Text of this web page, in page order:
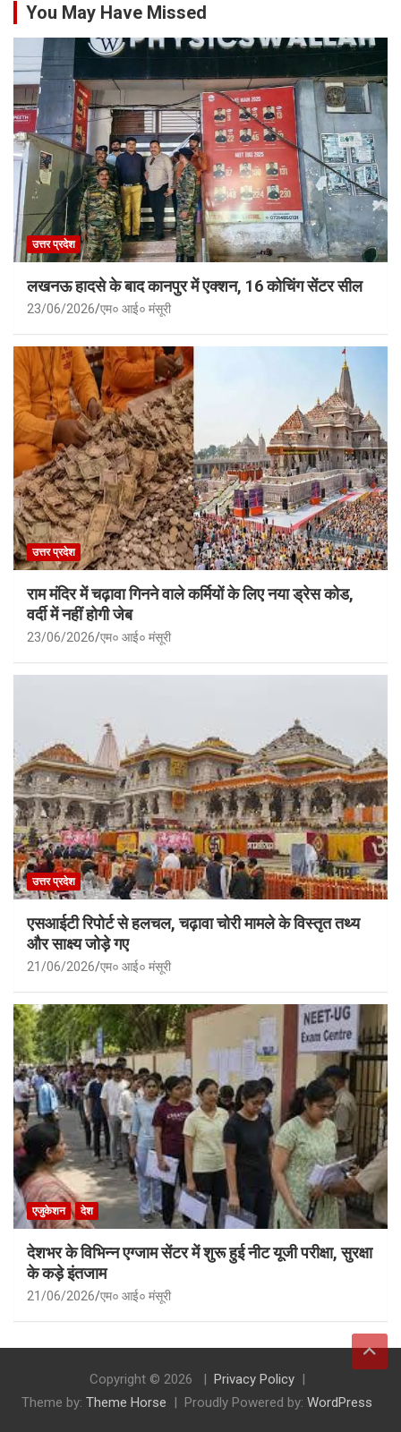
You May Have Missed
उत्तर प्रदेश
लखनऊ हादसे के बाद कानपुर में एक्शन, 16 कोचिंग सेंटर सील
23/06/2026 एम० आई० मंसूरी
उत्तर प्रदेश
राम मंदिर में चढ़ावा गिनने वाले कर्मियों के लिए नया ड्रेस कोड,
वर्दी में नहीं होगी जेब
23/06/2026 एम० आई० मंसूरी
उत्तर प्रदेश
एसआईटी रिपोर्ट से हलचल, चढ़ावा चोरी मामले के विस्तृत तथ्य
और साक्ष्य जोड़े गए
21/06/2026 एम० आई० मंसूरी
एजुकेशन देश
देशभर के विभिन्न एग्जाम सेंटर में शुरू हुई नीट यूजी परीक्षा, सुरक्षा
के कड़े इंतजाम
21/06/2026 एम० आई० मंसूरी
Copyright © 2026
Privacy Policy
Theme by: Theme Horse Proudly Powered by: WordPress